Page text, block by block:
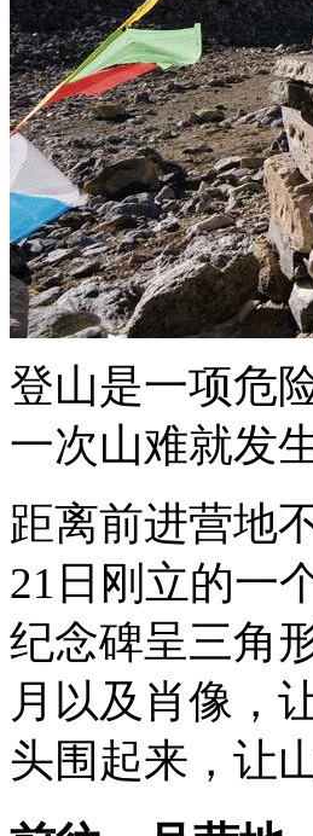
登山是一项危
一次山难就发
距离前进营地
21日刚立的一
纪念碑呈三角
月以及肖像，
头围起来，让